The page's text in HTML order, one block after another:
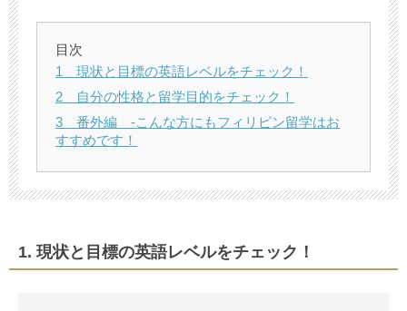
目次
1 現状と目標の英語レベルをチェック！
2 自分の性格と留学目的をチェック！
3 番外編 -こんな方にもフィリピン留学はお
すすめです！
1. 現状と目標の英語レベルをチェック！